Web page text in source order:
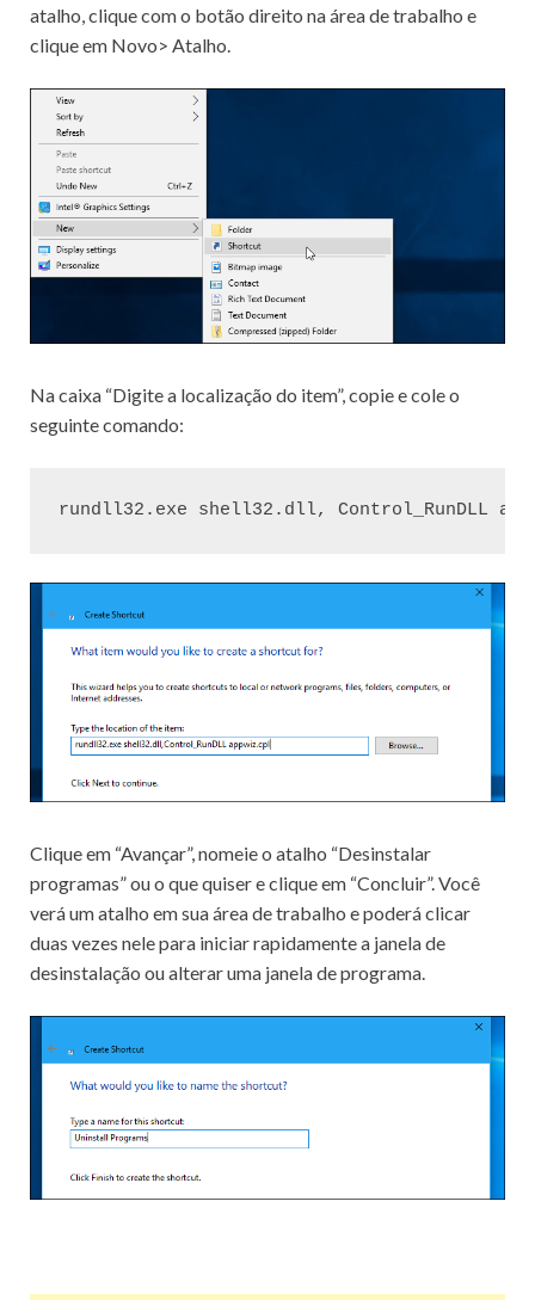
atalho, clique com o botão direito na área de trabalho e
clique em Novo> Atalho.
Na caixa “Digite a localização do item”, copie e cole o
seguinte comando:
rundll32.exe shell32.dll, Control_RunDLL
Clique em “Avançar”, nomeie o atalho “Desinstalar
programas” ou o que quiser e clique em “Concluir”.Você
verá um atalho em sua área de trabalho e poderá clicar
duas vezes nele para iniciar rapidamente a janela de
desinstalação ou alterar uma janela de programa.